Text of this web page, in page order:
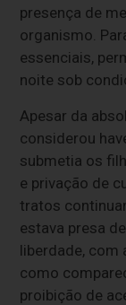
presença de
organismo.
essenciais,
noite sob
Apesar da
considerou
submetia os
e privação de
tratos
estava presa
liberdade, com
como
proibição de